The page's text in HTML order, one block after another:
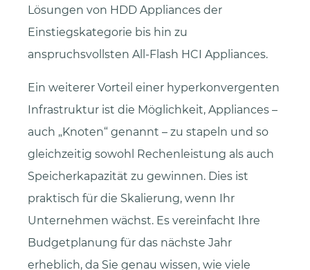
Lösungen von HDD Appliances der
Einstiegskategorie bis hin zu
anspruchsvollsten All-Flash HCI Appliances.
Ein weiterer Vorteil einer hyperkonvergenten
Infrastruktur ist die Möglichkeit, Appliances –
auch „Knoten“ genannt – zu stapeln und so
gleichzeitig sowohl Rechenleistung als auch
Speicherkapazität zu gewinnen. Dies ist
praktisch für die Skalierung, wenn Ihr
Unternehmen wächst. Es vereinfacht Ihre
Budgetplanung für das nächste Jahr
erheblich, da Sie genau wissen, wie viele